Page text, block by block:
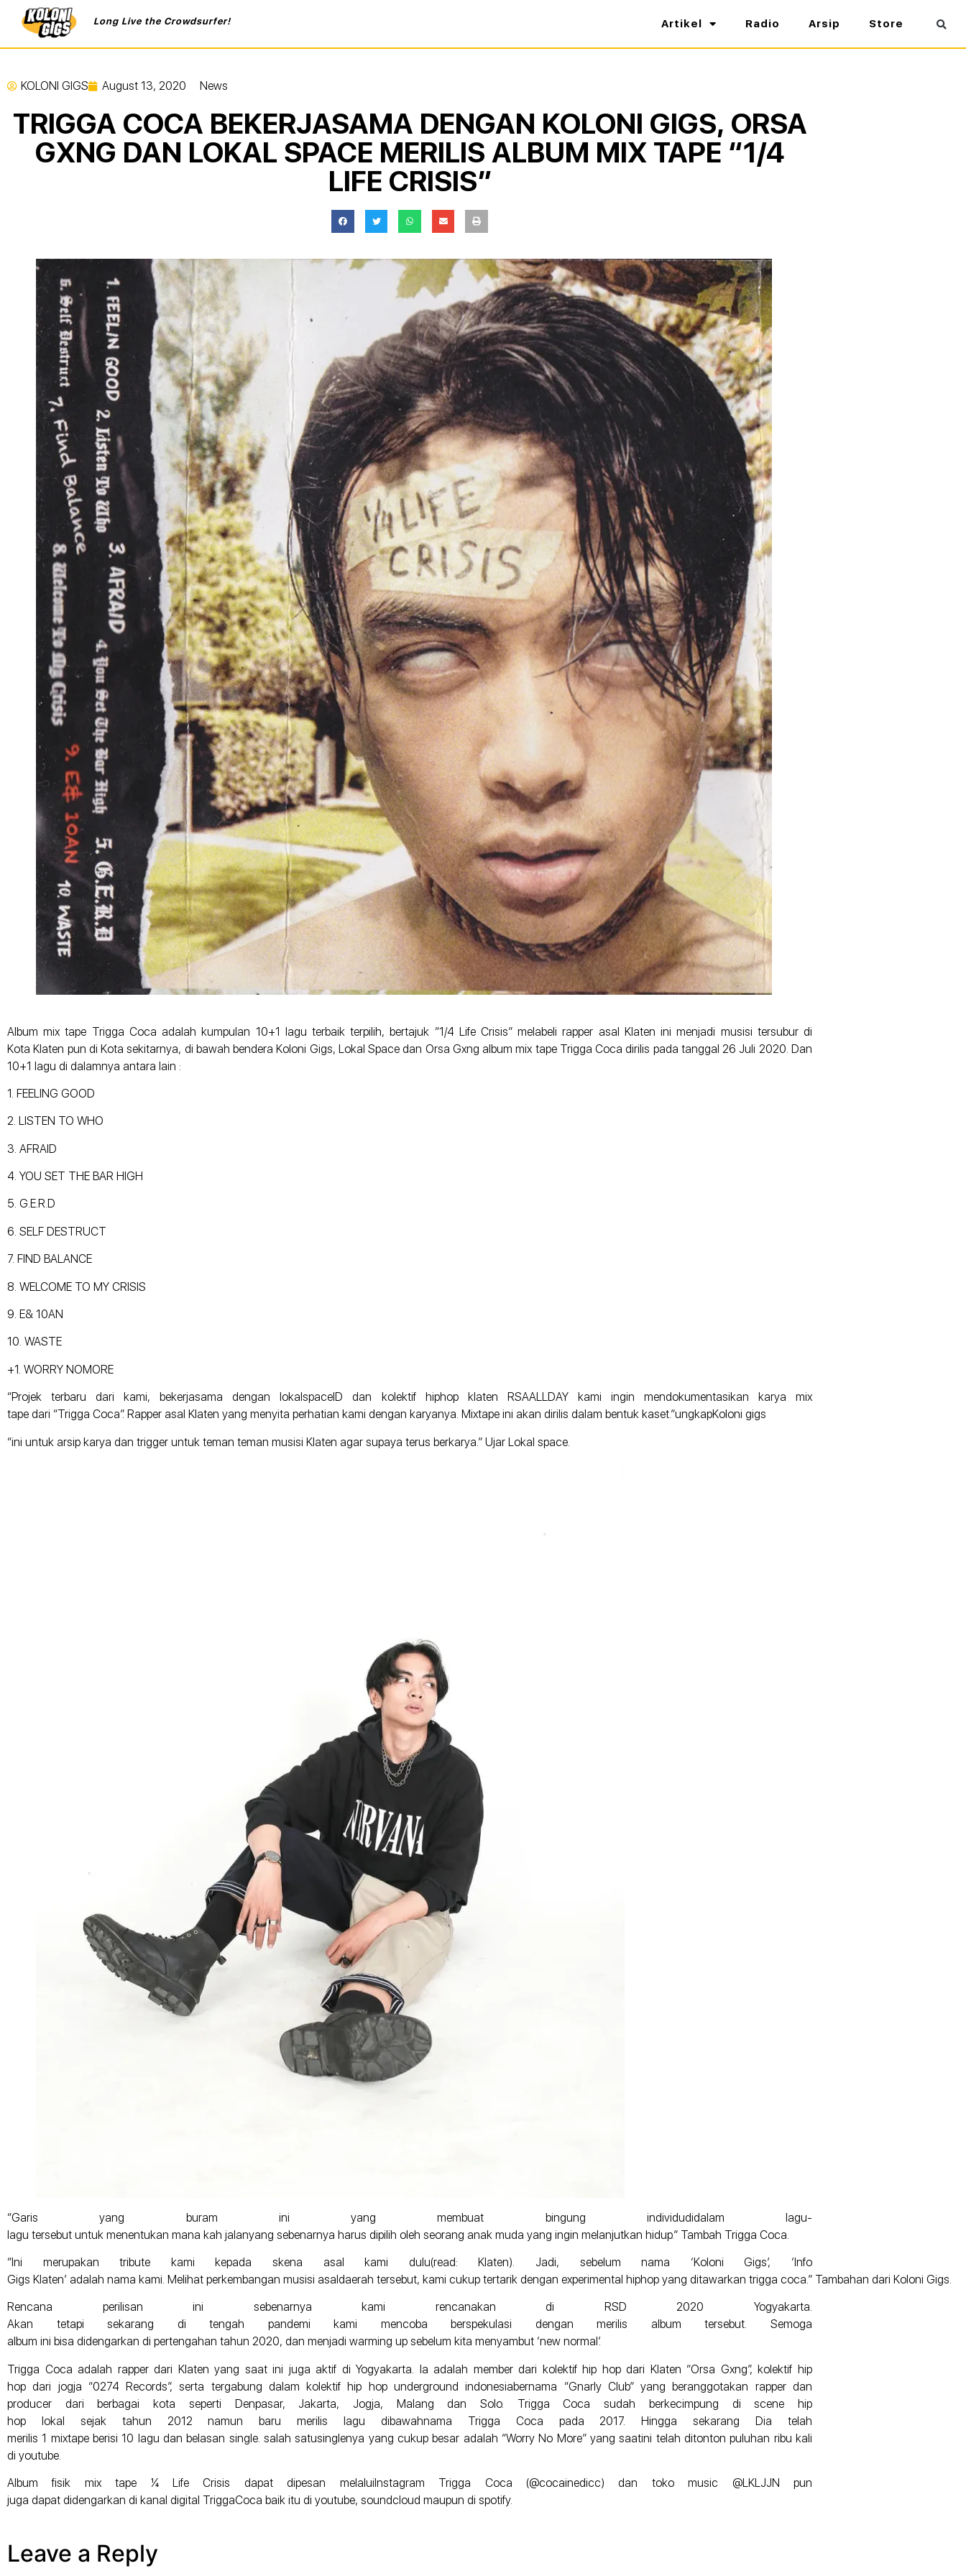
Long Live the Crowdsurfer! Artikel Radio Arsip Store
KOLONI GIGS August 13, 2020 News
TRIGGA COCA BEKERJASAMA DENGAN KOLONI GIGS, ORSA
GXNG DAN LOKAL SPACE MERILIS ALBUM MIX TAPE “1/4
LIFE CRISIS”
Album mix tape Trigga Coca adalah kumpulan 10+1 lagu terbaik terpilih, bertajuk “1/4 Life Crisis” melabeli rapper asal Klaten ini menjadi musisi tersubur di
Kota Klaten pun di Kota sekitarnya, di bawah bendera Koloni Gigs, Lokal Space dan Orsa Gxng album mix tape Trigga Coca dirilis pada tanggal 26 Juli 2020. Dan
10+1 lagu di dalamnya antara lain :
1. FEELING GOOD
2. LISTEN TO WHO
3. AFRAID
4. YOU SET THE BAR HIGH
5. G.E.R.D
6. SELF DESTRUCT
7. FIND BALANCE
8. WELCOME TO MY CRISIS
9. E& 10AN
10. WASTE
+1. WORRY NOMORE
“Projek terbaru dari kami, bekerjasama dengan lokalspaceID dan kolektif hiphop klaten RSAALLDAY kami ingin mendokumentasikan karya mix
tape dari “Trigga Coca”. Rapper asal Klaten yang menyita perhatian kami dengan karyanya. Mixtape ini akan dirilis dalam bentuk kaset.”ungkapKoloni gigs
“ini untuk arsip karya dan trigger untuk teman teman musisi Klaten agar supaya terus berkarya.” Ujar Lokal space.
“Garis yang buram ini yang membuat bingung individudidalam lagu-
lagu tersebut untuk menentukan mana kah jalanyang sebenarnya harus dipilih oleh seorang anak muda yang ingin melanjutkan hidup.” Tambah Trigga Coca.
“Ini merupakan tribute kami kepada skena asal kami dulu(read: Klaten). Jadi, sebelum nama ‘Koloni Gigs’, ‘Info
Gigs Klaten’ adalah nama kami. Melihat perkembangan musisi asaldaerah tersebut, kami cukup tertarik dengan experimental hiphop yang ditawarkan trigga coca.” Tambahan dari Koloni Gigs.
Rencana perilisan ini sebenarnya kami rencanakan di RSD 2020 Yogyakarta.
Akan tetapi sekarang di tengah pandemi kami mencoba berspekulasi dengan merilis album tersebut. Semoga
album ini bisa didengarkan di pertengahan tahun 2020, dan menjadi warming up sebelum kita menyambut ‘new normal’.
Trigga Coca adalah rapper dari Klaten yang saat ini juga aktif di Yogyakarta. Ia adalah member dari kolektif hip hop dari Klaten “Orsa Gxng”, kolektif hip
hop dari jogja “0274 Records”, serta tergabung dalam kolektif hip hop underground indonesiabernama “Gnarly Club” yang beranggotakan rapper dan
producer dari berbagai kota seperti Denpasar, Jakarta, Jogja, Malang dan Solo. Trigga Coca sudah berkecimpung di scene hip
hop lokal sejak tahun 2012 namun baru merilis lagu dibawahnama Trigga Coca pada 2017. Hingga sekarang Dia telah
merilis 1 mixtape berisi 10 lagu dan belasan single. salah satusinglenya yang cukup besar adalah “Worry No More” yang saatini telah ditonton puluhan ribu kali
di youtube.
Album fisik mix tape ¼ Life Crisis dapat dipesan melaluiInstagram Trigga Coca (@cocainedicc) dan toko music @LKLJJN pun
juga dapat didengarkan di kanal digital TriggaCoca baik itu di youtube, soundcloud maupun di spotify.
Leave a Reply